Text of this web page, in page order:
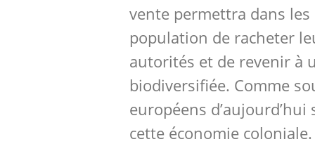
vente permettra dans
population de racheter
autorités et de revenir à
biodiversifiée. Comme
européens
cette économie